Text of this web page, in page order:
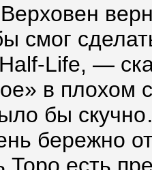
смог
Half-Life, —
в плохом
бы
бережно